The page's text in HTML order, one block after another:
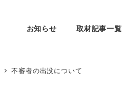
お知らせ 取材記事一覧
不審者の出没について